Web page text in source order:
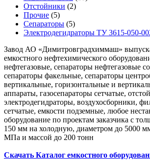
Отстойники (2)
Прочие (5)
Сепараторы (5)
Электродегидраторы ТУ 3615-050-
Завод АО «Димитровградхиммаш»
емкостного нефтехимического
нефтегазовые, сепараторы нефтегазовые
сепараторы факельные, сепараторы
вертикальные, горизонтальные и
аппараты, газосепараторы сетчатые,
электродегидраторы, воздухосборники,
сетчатые, емкости подземные, любое
оборудование по проектам заказчика с
150 мм на холодную, диаметром до 5000
МПа и массой до 200 тонн
Скачать Каталог емкостного